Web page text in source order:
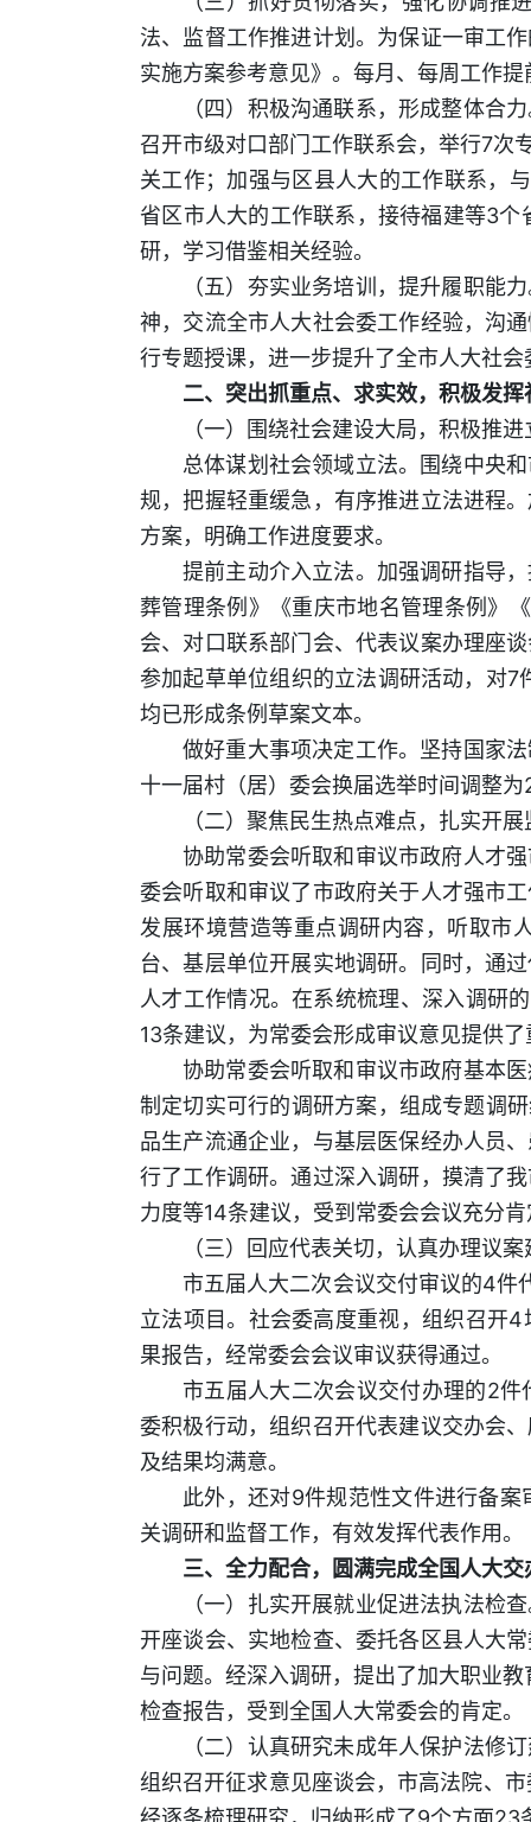
法、监督工作推进计划。为保证一审工
实施方案参考意见》。每月、每周工作
（四）积极沟通联系，形成整体合
召开市级对口部门工作联系会，举行7次
关工作；加强与区县人大的工作联系，
省区市人大的工作联系，接待福建等3
研，学习借鉴相关经验。
（五）夯实业务培训，提升履职能
神，交流全市人大社会委工作经验，沟
行专题授课，进一步提升了全市人大社
二、突出抓重点、求实效，积极发
（一）围绕社会建设大局，积极推
总体谋划社会领域立法。围绕中央
规，把握轻重缓急，有序推进立法进程
方案，明确工作进度要求。
提前主动介入立法。加强调研指导
葬管理条例》《重庆市地名管理条例》
会、对口联系部门会、代表议案办理座
参加起草单位组织的立法调研活动，对
均已形成条例草案文本。
做好重大事项决定工作。坚持国家
十一届村（居）委会换届选举时间调整
（二）聚焦民生热点难点，扎实开
协助常委会听取和审议市政府人才
委会听取和审议了市政府关于人才强市
发展环境营造等重点调研内容，听取市
台、基层单位开展实地调研。同时，通
人才工作情况。在系统梳理、深入调研
13条建议，为常委会形成审议意见提供
协助常委会听取和审议市政府基本
制定切实可行的调研方案，组成专题调
品生产流通企业，与基层医保经办人员
行了工作调研。通过深入调研，摸清了
力度等14条建议，受到常委会会议充分
（三）回应代表关切，认真办理议案
市五届人大二次会议交付审议的4件
立法项目。社会委高度重视，组织召开
果报告，经常委会会议审议获得通过。
市五届人大二次会议交付办理的2
委积极行动，组织召开代表建议交办会
及结果均满意。
此外，还对9件规范性文件进行备
关调研和监督工作，有效发挥代表作用。
三、全力配合，圆满完成全国人大交
（一）扎实开展就业促进法执法检
开座谈会、实地检查、委托各区县人大
与问题。经深入调研，提出了加大职业
检查报告，受到全国人大常委会的肯定。
（二）认真研究未成年人保护法修
组织召开征求意见座谈会，市高法院、